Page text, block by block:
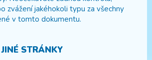
zvážení jakéhokoli typu za všechny
v tomto dokumentu.
STRÁNKY